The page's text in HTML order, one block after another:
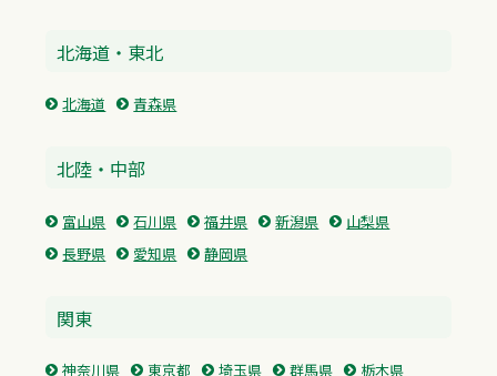
北海道・東北
北海道 青森県
北陸・中部
富山県 石川県 福井県 新潟県
山梨県
長野県
愛知県 静岡県
関東
神奈川県 東京都 埼玉県 群馬県
栃木県